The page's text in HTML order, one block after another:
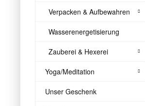
Verpacken & Aufbewahren
Wasserenergetisierung
Zauberei & Hexerei
Yoga/Meditation
Unser Geschenk